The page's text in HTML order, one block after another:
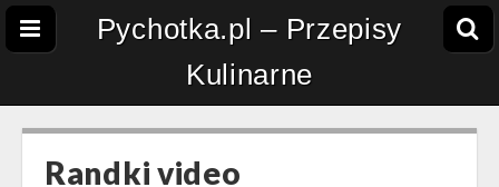
Pychotka.pl – Przepisy
Kulinarne
Randki video